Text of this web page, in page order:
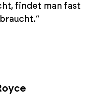
findet man fast